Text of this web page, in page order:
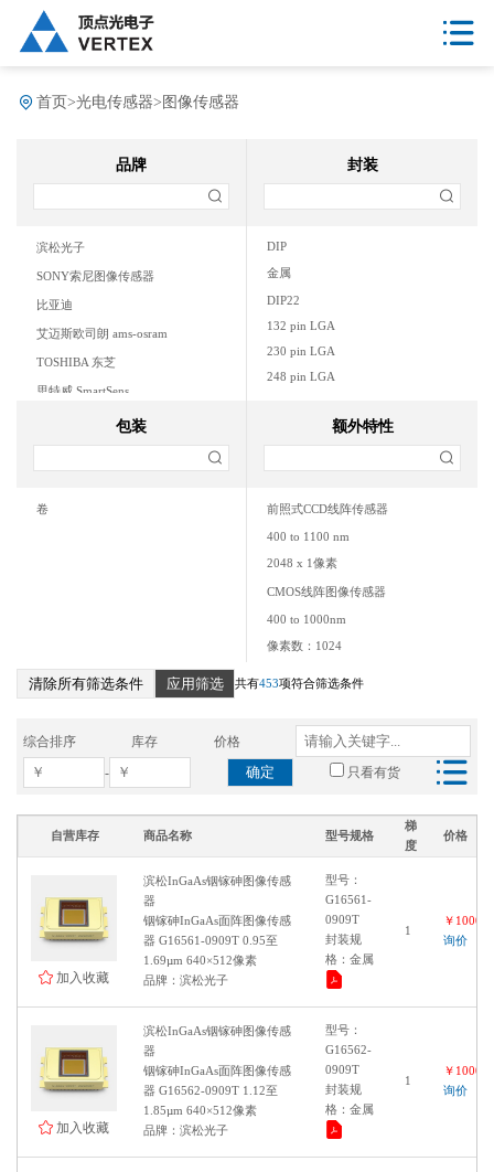
首页 >光电传感器> 图像传感器
品牌
滨松光子
SONY索尼图像传感器
比亚迪
艾迈斯欧司朗 ams-osram
TOSHIBA 东芝
思特威 SmartSens
封装
DIP
金属
DIP22
132 pin LGA
230 pin LGA
248 pin LGA
226 pin LGA
138 pin LGA
PLCCP
LCC/Invar
CSP-3
镜面SOP
Surface mount type ceramic
CSP35
CSP67
CSP34
CSP/COB
COB
包装
卷
额外特性
前照式CCD线阵传感器
400 to 1100 nm
2048 x 1像素
CMOS线阵图像传感器
400 to 1000nm
像素数：1024
640×512 像素
1120 to 1850 nm
1300 to 2150 nm
900 to 2150 nm
320×256 像素
900 to 2550 nm
铟镓砷线阵图像传感器
900 to 1700 nm
900 to 1900 nm
900 to 2100 nm
140 to 1000nm
320 × 256 像素
CMOS面阵图像传感器
清除所有筛选条件 应用筛选 共有453项符合筛选条件
综合排序 库存 价格
- 确定 只看有货
自营库存 商品名称 型号规格
梯
度
价格
加入收藏
滨松InGaAs铟镓砷图像传感
器
铟镓砷InGaAs面阵图像传感
器 G16561-0909T 0.95至
1.69µm 640×512像素
品牌：滨松光子
型号：
G16561-
0909T
封装规
格：金属
1
￥
询价
加入收藏
滨松InGaAs铟镓砷图像传感
器
铟镓砷InGaAs面阵图像传感
器 G16562-0909T 1.12至
1.85µm 640×512像素
品牌：滨松光子
型号：
G16562-
0909T
封装规
格：金属
1
￥
询价